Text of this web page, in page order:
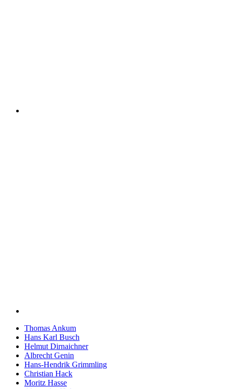
Thomas Ankum
Hans Karl Busch
Helmut Dirnaichner
Albrecht Genin
Hans-Hendrik Grimmling
Christian Hack
Moritz Hasse